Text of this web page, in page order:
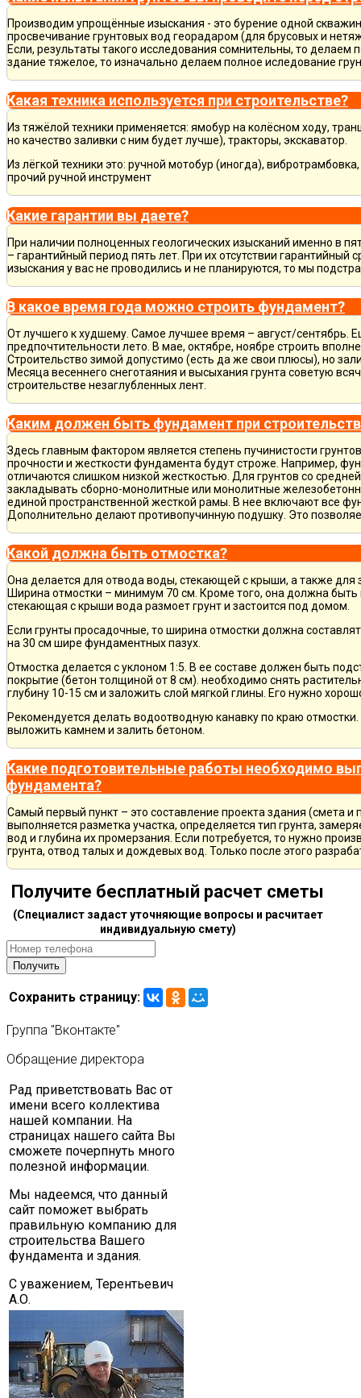
Производим упрощённые изыскания - это бурение одной
просвечивание грунтовых вод георадаром (для брусовых и
Если, результаты такого исследования сомнительны, то
здание тяжелое, то изначально делаем полное иследование
Какая техника используется при строительстве?
Из тяжёлой техники применяется: ямобур на колёсном ходу,
но качество заливки с ним будет лучше), тракторы, экскаватор.
Из лёгкой техники это: ручной мотобур (иногда),
прочий ручной инструмент
Какие гарантии вы даете?
При наличии полноценных геологических изысканий именно в
– гарантийный период пять лет. При их отсутствии гарантийный
изыскания у вас не проводились и не планируются, то мы
В какое время года можно строить фундамент?
От лучшего к худшему. Самое лучшее время – август/сентябрь.
предпочтительности лето. В мае, октябре, ноябре строить
Строительство зимой допустимо (есть да же свои плюсы), но
Месяца весеннего снеготаяния и высыхания грунта советую
строительстве незаглубленных лент.
Каким должен быть фундамент при
Здесь главным фактором является степень пучинистости
прочности и жесткости фундамента будут строже. Например,
отличаются слишком низкой жесткостью. Для грунтов со
закладывать сборно-монолитные или монолитные
единой пространственной жесткой рамы. В нее включают все
Дополнительно делают противопучинную подушку. Это
Какой должна быть отмостка?
Она делается для отвода воды, стекающей с крыши, а также для
Ширина отмостки – минимум 70 см. Кроме того, она должна быть
стекающая с крыши вода размоет грунт и застоится под домом.
Если грунты просадочные, то ширина отмостки должна
на 30 см шире фундаментных пазух.
Отмостка делается с уклоном 1:5. В ее составе должен быть
покрытие (бетон толщиной от 8 см). необходимо снять
глубину 10-15 см и заложить слой мягкой глины. Его нужно
Рекомендуется делать водоотводную канавку по краю
выложить камнем и залить бетоном.
Какие подготовительные работы необходимо
фундамента?
Самый первый пункт – это составление проекта здания (смета
выполняется разметка участка, определяется тип грунта,
вод и глубина их промерзания. Если потребуется, то нужно
грунта, отвод талых и дождевых вод. Только после этого
Получите бесплатный расчет сметы
(Специалист задаст уточняющие вопросы и расчитает
индивидуальную смету)
Сохранить страницу:
Группа "Вконтакте"
Обращение директора
Рад приветствовать Вас от
имени всего коллектива
нашей компании. На
страницах нашего сайта Вы
сможете почерпнуть много
полезной информации.
Мы надеемся, что данный
сайт поможет выбрать
правильную компанию для
строительства Вашего
фундамента и здания.
С уважением, Терентьевич
А.О.